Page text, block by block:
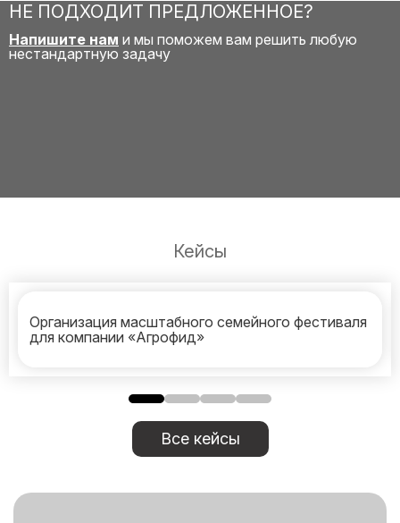
НЕ ПОДХОДИТ ПРЕДЛОЖЕННОЕ?
Напишите нам и мы поможем вам решить любую
нестандартную задачу
Кейсы
Организация масштабного семейного фестиваля
для компании «Агрофид»
Все кейсы